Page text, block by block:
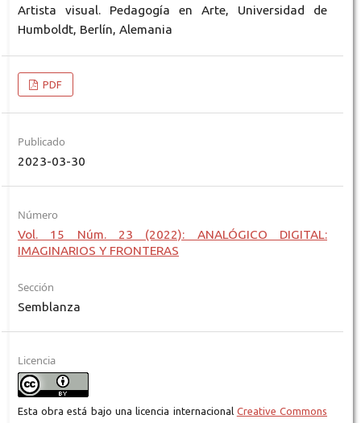
Artista visual. Pedagogía en Arte, Universidad de
Humboldt, Berlín, Alemania
PDF
Publicado
2023-03-30
Número
Vol. 15 Núm. 23 (2022): ANALÓGICO DIGITAL:
IMAGINARIOS Y FRONTERAS
Sección
Semblanza
Licencia
Esta obra está bajo una licencia internacional Creative Commons